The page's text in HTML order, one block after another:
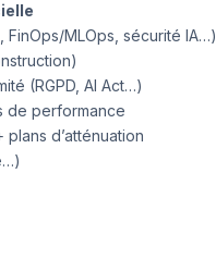
MLOps, sécurité IA…)
(RGPD, AI Act…)
de performance
d’atténuation